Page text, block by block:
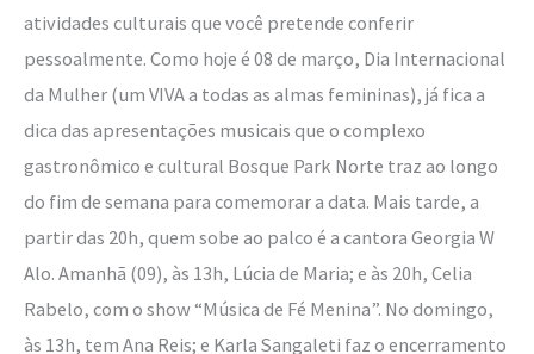
atividades culturais que você pretende conferir
pessoalmente. Como hoje é 08 de março, Dia Internacional
da Mulher (um VIVA a todas as almas femininas), já fica a
dica das apresentações musicais que o complexo
gastronômico e cultural Bosque Park Norte traz ao longo
do fim de semana para comemorar a data. Mais tarde, a
partir das 20h, quem sobe ao palco é a cantora Georgia W
Alo. Amanhã (09), às 13h, Lúcia de Maria; e às 20h, Celia
Rabelo, com o show “Música de Fé Menina”. No domingo,
às 13h, tem Ana Reis; e Karla Sangaleti faz o encerramento